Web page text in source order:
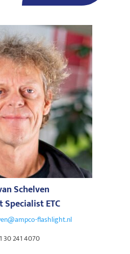
Schelven
Specialist ETC
flashlight.nl
30 241 4070